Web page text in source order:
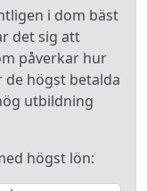
i dom bäst
det sig att
påverkar hur
de högst betalda
utbildning
högst lön: